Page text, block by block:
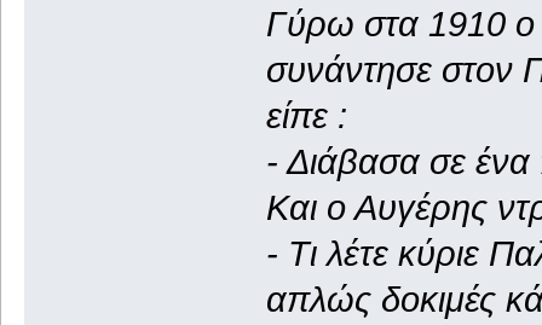
Γύρω στα 1910 ο
συνάντησε στον
είπε :
- Διάβασα σε ένα
Και ο Αυγέρης
- Τι λέτε κύριε
απλώς δοκιμές